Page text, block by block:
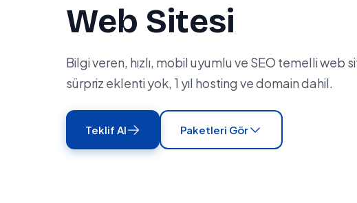
Web Sitesi
Bilgi veren, hızlı, mobil uyumlu ve SEO temelli web
sürpriz eklenti yok, 1 yıl hosting ve domain dahil.
Teklif Al Paketleri Gör